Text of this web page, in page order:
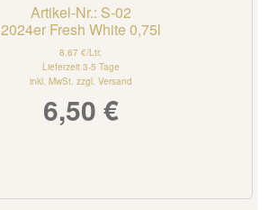
Artikel-Nr.: S-02
2024er Fresh White 0,75l
8.67 €/Ltr.
Lieferzeit 3-5 Tage
inkl. MwSt. zzgl. Versand
6,50 €